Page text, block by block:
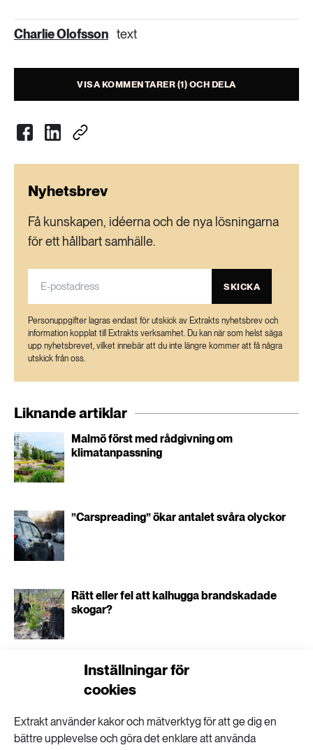
Inställningar för
cookies
Extrakt använder kakor och mätverktyg för att ge dig en
bättre upplevelse och göra det enklare att använda
Charlie Olofsson text
VISA KOMMENTARER (1) OCH DELA
Nyhetsbrev
Få kunskapen, idéerna och de nya lösningarna
för ett hållbart samhälle.
SKICKA
Personuppgifter lagras endast för utskick av Extrakts nyhetsbrev och
information kopplat till Extrakts verksamhet. Du kan när som helst säga
upp nyhetsbrevet, vilket innebär att du inte längre kommer att få några
utskick från oss.
Liknande artiklar
Malmö först med rådgivning om
klimatanpassning
”Carspreading” ökar antalet svåra olyckor
Rätt eller fel att kalhugga brandskadade
skogar?
”Man kan se olja, diesel och bensin som ett
kulturarv”